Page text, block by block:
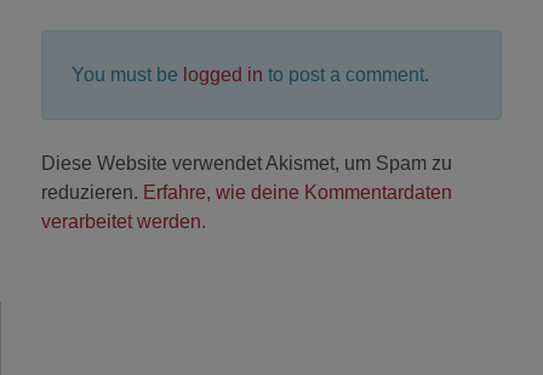
You must be logged in to post a comment.
Diese Website verwendet Akismet, um Spam zu
reduzieren. Erfahre, wie deine Kommentardaten
verarbeitet werden.